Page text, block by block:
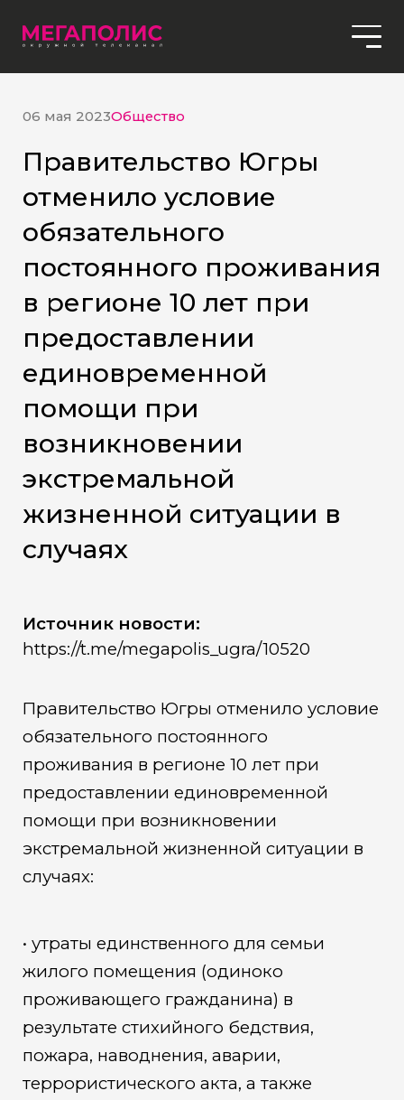
06 мая 2023Общество
Правительство Югры
отменило условие
обязательного
постоянного проживания
в регионе 10 лет при
предоставлении
единовременной
помощи при
возникновении
экстремальной
жизненной ситуации в
случаях
Источник новости:
https://t.me/megapolis_ugra/10520
Правительство Югры отменило условие
обязательного постоянного
проживания в регионе 10 лет при
предоставлении единовременной
помощи при возникновении
экстремальной жизненной ситуации в
случаях:
• утраты единственного для семьи
жилого помещения (одиноко
проживающего гражданина) в
результате стихийного бедствия,
пожара, наводнения, аварии,
террористического акта, а также